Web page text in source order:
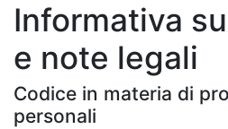
Informativa
e note legali
Codice in materia di
personali